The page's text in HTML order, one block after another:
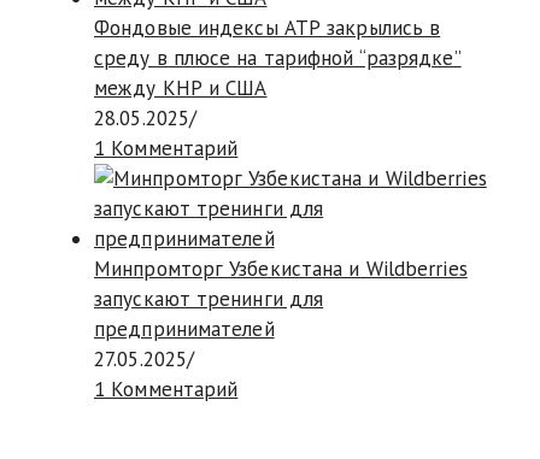
Фондовые индексы АТР закрылись в
среду в плюсе на тарифной “разрядке”
между КНР и США
28.05.2025/
1 Комментарий
Минпромторг Узбекистана и Wildberries
запускают тренинги для
предпринимателей
27.05.2025/
1 Комментарий